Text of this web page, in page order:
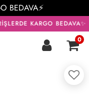
BEDAVA⚡
KARGO BEDAVA✨
0